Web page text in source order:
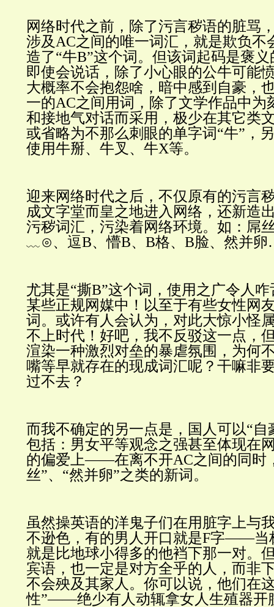
网络时代之前，除了污言秽语的脏骂
涉及AC之间的唯一词汇，就是欺负不
造了“牛B”这个词。但该词起码是褒
即使会说话，除了小心眼的公牛可能
大概率不会抱怨啥，暗中感到自豪，
一的AC之间用词，除了文学作品中为
和接地气对话而采用，极少在其它类
或省略为不那么刺眼的单字词“牛”，
使用牛掰、牛叉、牛X等。
迎来网络时代之后，不仅原有的污言
成文字堂而皇之地进入网络，还新造
污秽词汇，污染着网络环境。如：屌
﹏⊙、逗B、懵B、B格、B脸、然并
尤其是“撕B”这个词，使用之广令人
某些正规网媒中！以至于有些女性网
词。或许有人会认为，对此大惊小怪
不上时代！好吧，我不反驳这一点，
渲染一种激烈对垒的暴虐氛围，为何
嘴等早就存在的现成词汇呢？干嘛非
过不去？
而我不确定的另一点是，国人可以“自
包括：男女平等观念之强甚至体现在
的偏爱上——在离不开AC之间的同时
丝”、“然并卵”之类的新词。
虽然操英语的洋鬼子们在用脏字上与
不逊色，有的男人开口就是F字——当
就是比地球小得多的他裆下那一对。
宾语，也一定是对方全乎的人，而非
不会殃及其家人。你可以说，他们在
性”——绝少有人动辄拿女人生殖器开